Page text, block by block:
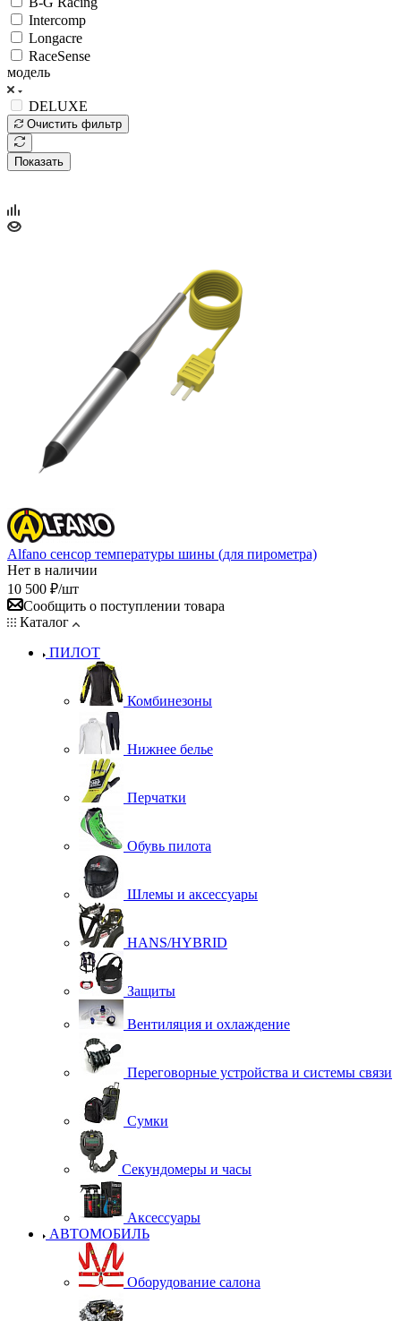
Intercomp
Longacre
RaceSense
модель
DELUXE
Очистить фильтр
Показать
Alfano сенсор температуры шины (для пирометра)
Нет в наличии
10 500 ₽/шт
Сообщить о поступлении товара
Каталог
ПИЛОТ
Комбинезоны
Нижнее белье
Перчатки
Обувь пилота
Шлемы и аксессуары
HANS/HYBRID
Защиты
Вентиляция и охлаждение
Переговорные устройства и системы связи
Сумки
Секундомеры и часы
Аксессуары
АВТОМОБИЛЬ
Оборудование салона